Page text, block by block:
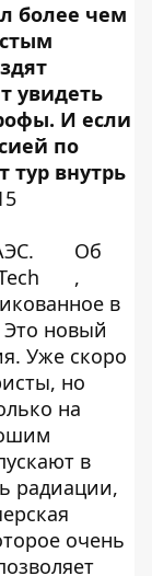
более чем
увидеть
И если
по
тур внутрь
Об
,
в
Это новый
Уже скоро
но
на
в
радиации,
очень